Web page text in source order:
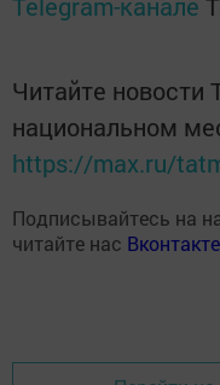
Читайте новости
национальном
https://max.ru/
Подписывайтесь на
читайте нас Вконтакте